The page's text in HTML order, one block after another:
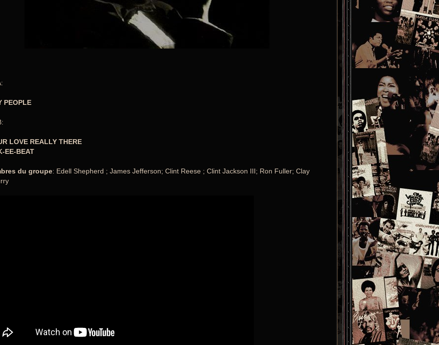
PEOPLE
LOVE REALLY THERE
EE-BEAT
du groupe: Edell Shepherd ; James Jefferson; Clint Reese ; Clint Jackson III; Ron Fuller; Clay